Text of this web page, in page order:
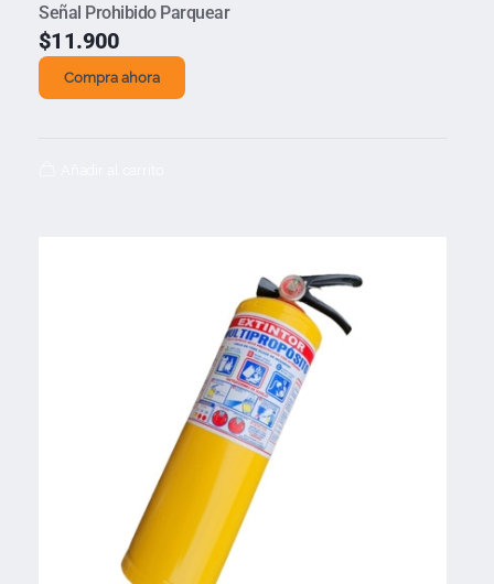
Señal Prohibido Parquear
$11.900
Compra ahora